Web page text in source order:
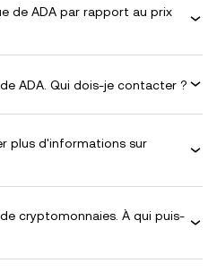
de ADA par rapport au prix
de ADA. Qui dois-je contacter ?
plus d'informations sur
cryptomonnaies. À qui puis-